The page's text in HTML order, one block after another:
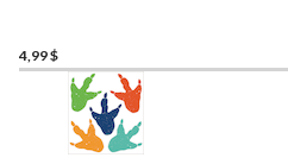
4,99 $